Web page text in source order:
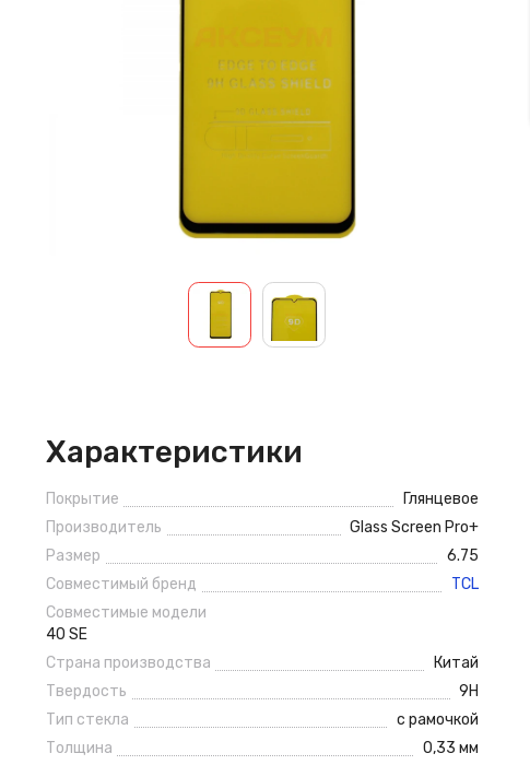
Характеристики
Покрытие
Глянцевое
Производитель
Glass Screen Pro+
Размер
6.75
Совместимый бренд
TCL
Совместимые модели
40 SE
Страна производства
Китай
Твердость
9H
Тип стекла
с рамочкой
Толщина
0,33 мм